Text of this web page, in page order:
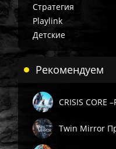
П1) — вручную в
смотрите в
даётся гарантия.
через сайт, VK или
Стратегия
Playlink
Детские
Рекомендуем
CRISIS CORE
Twin Mirror